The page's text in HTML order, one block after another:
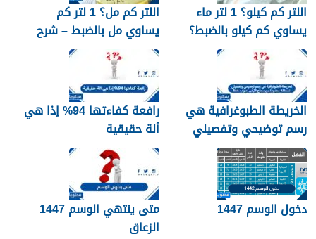
اللتر كم كيلو؟ 1 لتر ماء
يساوي كم كيلو بالضبط؟
اللتر كم مل؟ 1 لتر كم
يساوي مل بالضبط – شرح
مبسّط وواضح
الخريطة الطبوغرافية هي
رسم توضيحي وتفصيلي
لمنطقة محدودة من سطح
الأرض. صواب خطأ
رافعة كفاءتها 94% إذا هي
ألة حقيقية
دخول الوسم 1447
متى ينتهي الوسم 1447
الزعاق